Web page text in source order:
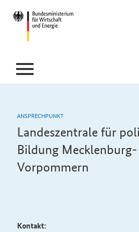
ANSPRECHPUNKT
Landeszentrale für
Bildung Mecklenburg-
Vorpommern
Kontakt: